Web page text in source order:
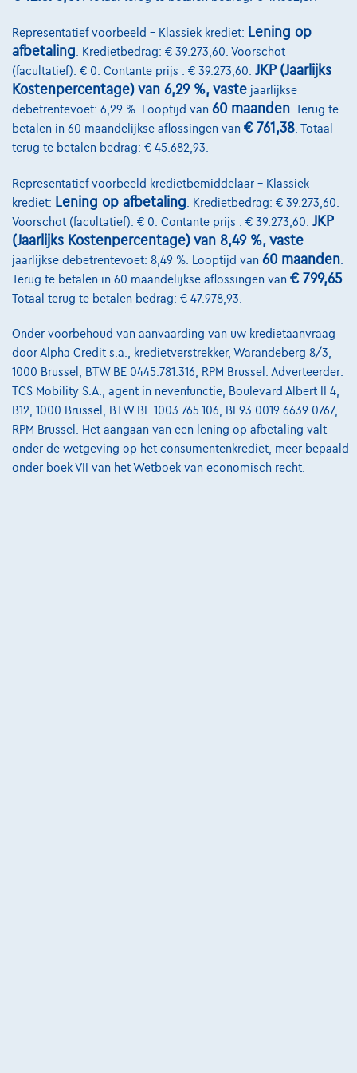
BMW Serie 2
223 i x Drive M sport Harman/Kardon panodak dig.airco alu19
01/2023
32.184 km Benzine Automaat 160 kW ( 218 PK )
Vanaf €612,12 /maand
met een laatste maandaflossing
van€8.587,12
Ontdek het volledige cijfervoorbeeld
3390 Tielt-Winge,
Vergelijk
Representatief voorbeeld – Klassiek krediet: Lening op
afbetaling . Kredietbedrag: € 39.273,60. Voorschot
(facultatief): € 0. Contante prijs : € 39.273,60. JKP (Jaarlijks
Kostenpercentage) van 6,29 %, vaste jaarlijkse
debetrentevoet: 6,29 %. Looptijd van 60 maanden . Terug te
betalen in 60 maandelijkse aflossingen van € 761,38 . Totaal
terug te betalen bedrag: € 45.682,93.
Representatief voorbeeld kredietbemiddelaar – Klassiek
krediet: Lening op afbetaling . Kredietbedrag: € 39.273,60.
Voorschot (facultatief): € 0. Contante prijs : € 39.273,60. JKP
(Jaarlijks Kostenpercentage) van 8,49 %, vaste
jaarlijkse debetrentevoet: 8,49 %. Looptijd van 60 maanden
Terug te betalen in 60 maandelijkse aflossingen van € 799,65.
Totaal terug te betalen bedrag: € 47.978,93.
Onder voorbehoud van aanvaarding van uw kredietaanvraag
door Alpha Credit s.a., kredietverstrekker, Warandeberg 8/3,
1000 Brussel, BTW BE 0445.781.316, RPM Brussel. Adverteerder:
TCS Mobility S.A., agent in nevenfunctie, Boulevard Albert II 4,
B12, 1000 Brussel, BTW BE 1003.765.106, BE93 0019 6639 0767,
RPM Brussel. Het aangaan van een lening op afbetaling valt
onder de wetgeving op het consumentenkrediet, meer bepaald
onder boek VII van het Wetboek van economisch recht.